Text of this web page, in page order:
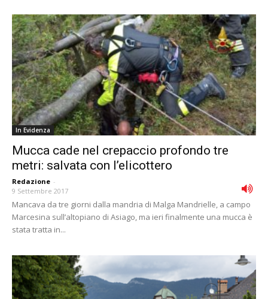
In Evidenza
Mucca cade nel crepaccio profondo tre
metri: salvata con l’elicottero
Redazione -
9 Settembre 2017
Mancava da tre giorni dalla mandria di Malga Mandrielle, a campo
Marcesina sull’altopiano di Asiago, ma ieri finalmente una mucca è
stata tratta in...